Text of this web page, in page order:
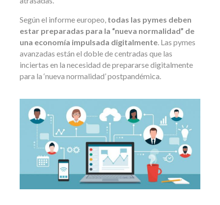
Según el informe europeo, todas las pymes deben
estar preparadas para la “nueva normalidad” de
una economía impulsada digitalmente. Las pymes
avanzadas están el doble de centradas que las
inciertas en la necesidad de prepararse digitalmente
para la ‘nueva normalidad’ postpandémica.